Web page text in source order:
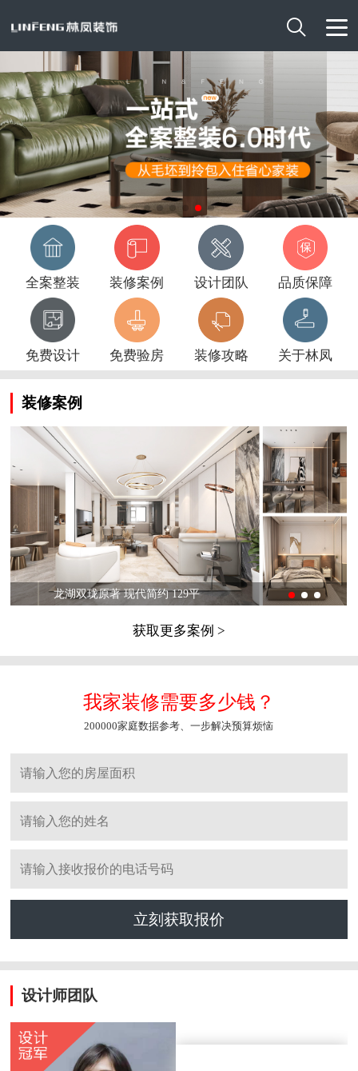

全案整装 装修案例 设计团队 品质保障
免费设计 免费验房 装修攻略 关于林凤
装修案例
龙湖双珑原著 现代简约 129平
获取更多案例 >
我家装修需要多少钱？
200000家庭数据参考、一步解决预算烦恼
立刻获取报价
设计师团队